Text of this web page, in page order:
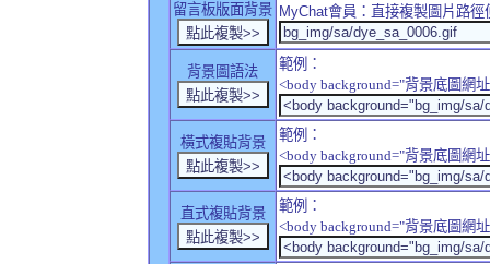
留言板版面背景 MyChat會員：直接複製圖片路
背景圖語法
範例：
<body background="背景底圖網
橫式複貼背景
範例：
<body background="背景底圖網
直式複貼背景
範例：
<body background="背景底圖網